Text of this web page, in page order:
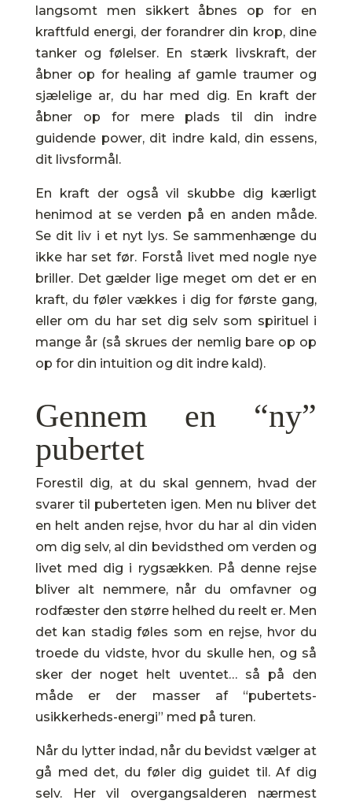
langsomt men sikkert åbnes op for en
kraftfuld energi, der forandrer din krop, dine
tanker og følelser. En stærk livskraft, der
åbner op for healing af gamle traumer og
sjælelige ar, du har med dig. En kraft der
åbner op for mere plads til din indre
guidende power, dit indre kald, din essens,
dit livsformål.
En kraft der også vil skubbe dig kærligt
henimod at se verden på en anden måde.
Se dit liv i et nyt lys. Se sammenhænge du
ikke har set før. Forstå livet med nogle nye
briller. Det gælder lige meget om det er en
kraft, du føler vækkes i dig for første gang,
eller om du har set dig selv som spirituel i
mange år (så skrues der nemlig bare op op
op for din intuition og dit indre kald).
Gennem en “ny”
pubertet
Forestil dig, at du skal gennem, hvad der
svarer til puberteten igen. Men nu bliver det
en helt anden rejse, hvor du har al din viden
om dig selv, al din bevidsthed om verden og
livet med dig i rygsækken. På denne rejse
bliver alt nemmere, når du omfavner og
rodfæster den større helhed du reelt er. Men
det kan stadig føles som en rejse, hvor du
troede du vidste, hvor du skulle hen, og så
sker der noget helt uventet… så på den
måde er der masser af “pubertets-
usikkerheds-energi” med på turen.
Når du lytter indad, når du bevidst vælger at
gå med det, du føler dig guidet til. Af dig
selv. Her vil overgangsalderen nærmest